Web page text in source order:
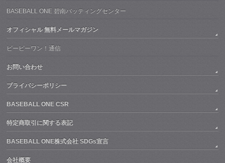
BASEBALL ONE 碧南バッティングセンター
オフィシャル 無料メールマガジン
ビービーワン！通信
お問い合わせ
プライバシーポリシー
BASEBALL ONE CSR
特定商取引に関する表記
BASEBALL ONE株式会社 SDGs宣言
会社概要